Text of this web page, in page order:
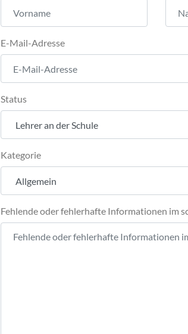
E-Mail-Adresse
Status
Kategorie
Fehlende oder fehlerhafte Informationen im